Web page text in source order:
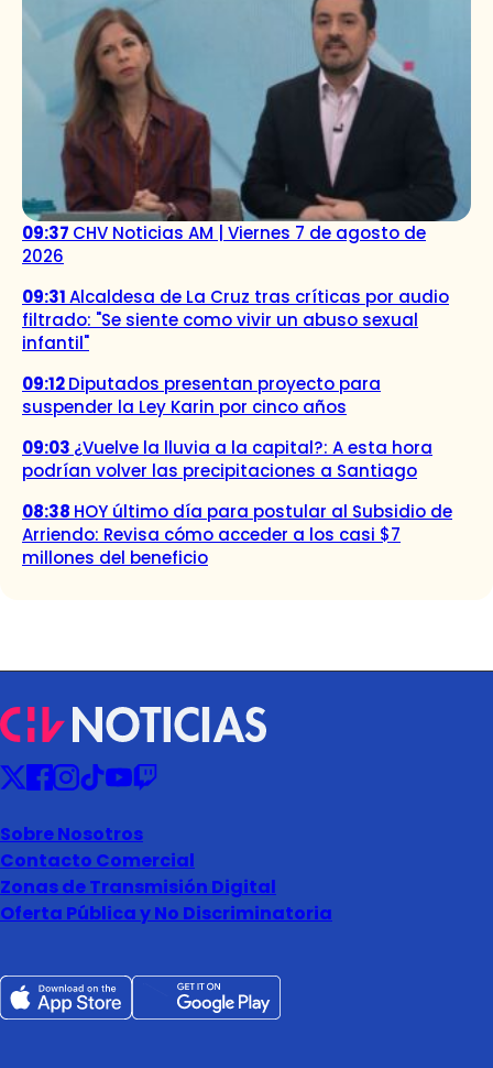
09:37 CHV Noticias AM | Viernes 7 de agosto de
2026
09:31Alcaldesa de La Cruz tras críticas por audio
filtrado: "Se siente como vivir un abuso sexual
infantil"
09:12Diputados presentan proyecto para
suspender la Ley Karin por cinco años
09:03 ¿Vuelve la lluvia a la capital?: A esta hora
podrían volver las precipitaciones a Santiago
08:38 HOY último día para postular al Subsidio de
Arriendo: Revisa cómo acceder a los casi $7
millones del beneficio
Sobre Nosotros
Contacto Comercial
Zonas de Transmisión Digital
Oferta Pública y No Discriminatoria